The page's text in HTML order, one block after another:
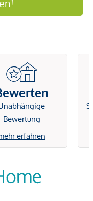
Bewertung
erfahren